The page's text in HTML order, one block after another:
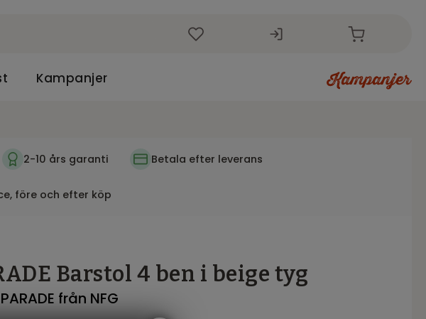
Kampanjer
2-10 års garanti Betala efter leverans
före och efter köp
Barstol 4 ben i beige tyg
från NFG